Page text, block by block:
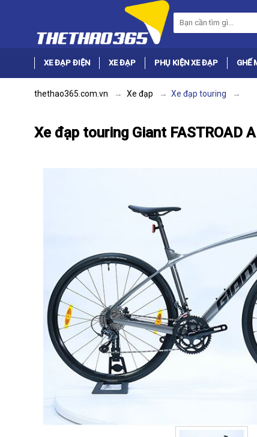
XE ĐẠP ĐIỆN XE ĐẠP PHỤ KIỆN XE ĐẠP GHẾ
thethao365.com.vn Xe đạp Xe đạp touring
Xe đạp touring Giant FASTROAD